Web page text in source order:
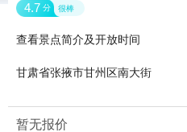
4.7 分 很棒
查看景点简介及开放时间
甘肃省张掖市甘州区南大街
暂无报价